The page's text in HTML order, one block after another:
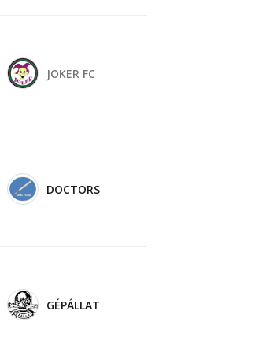
JOKER FC
DOCTORS
GÉPÁLLAT